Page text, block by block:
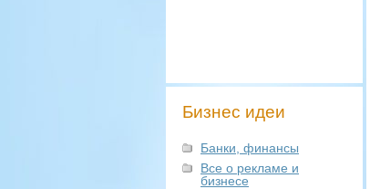
Бизнес идеи
Банки, финансы
Все о рекламе и
бизнесе